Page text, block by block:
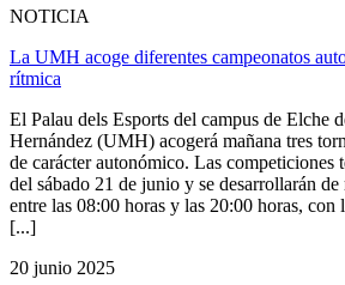
NOTICIA
La UMH acoge diferentes campeonatos
rítmica
El Palau dels Esports del campus de Elche
Hernández (UMH) acogerá mañana tres
de carácter autonómico. Las competiciones
del sábado 21 de junio y se desarrollarán de
entre las 08:00 horas y las 20:00 horas,
[...]
20 junio 2025